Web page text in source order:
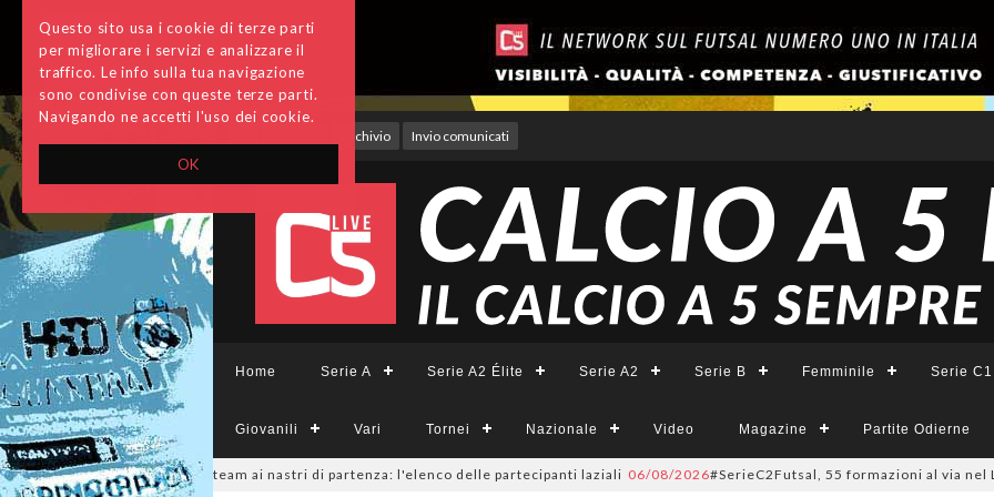
OK
Questo sito usa i cookie di terze parti
per migliorare i servizi e analizzare il
traffico. Le info sulla tua navigazione
sono condivise con queste terze parti.
Navigando ne accetti l'uso dei cookie.
Archivio Invio comunicati
Home Serie A Serie A2 Élite Serie A2 Serie B Femminile Serie C1
Giovanili Vari Tornei Nazionale Video Magazine Partite Odierne
sono 14 i team ai nastri di partenza: l'elenco delle partecipanti laziali 06/08/2026#SerieC2Futsal, 55 formazioni al via nel